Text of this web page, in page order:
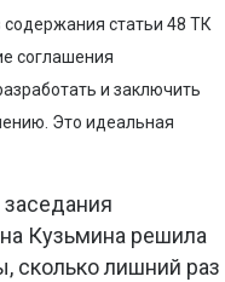
статьи 48 ТК
соглашения
и заключить
Это идеальная
заседания
Кузьмина решила
сколько лишний раз